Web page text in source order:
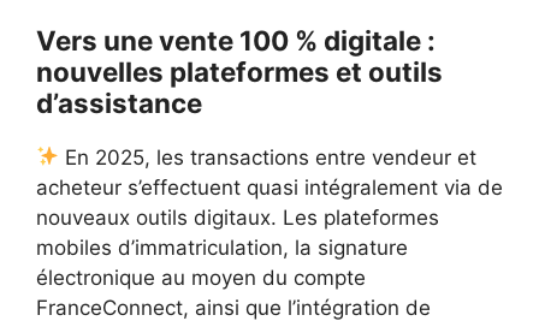
Vers une vente 100 % digitale :
nouvelles plateformes et outils
d’assistance
En 2025, les transactions entre vendeur et
acheteur s’effectuent quasi intégralement via de
nouveaux outils digitaux. Les plateformes
mobiles d’immatriculation, la signature
électronique au moyen du compte
FranceConnect, ainsi que l’intégration de